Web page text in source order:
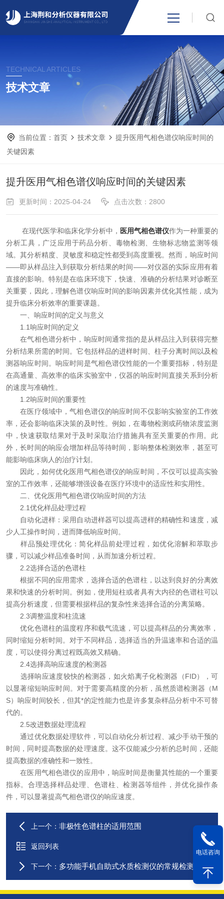
关于我们
新闻资讯
视频中心
资料下载
在线留言
联系我们
TECHNICAL ARTICLES
技术文章
当前位置：首页 技术文章
提升医用气相色谱仪响应时间的
关键因素
提升医用气相色谱仪响应时间的关键因素
更新时间：2025-04-24 点击次数：2800
在现代医学和临床化学分析中， 医用气相色谱仪作为一种重要的
分析工具，广泛应用于药品分析、毒物检测、生物标志物监测等领
域。其分析精度、灵敏度和稳定性都受到高度重视。然而，响应时间
——即从样品注入到获取分析结果的时间——对仪器的实际应用有着
直接的影响。特别是在临床环境下，快速、准确的分析结果对诊断至
关重要，因此，理解色谱仪响应时间的影响因素并优化其性能，成为
提升临床分析效率的重要课题。
一、响应时间的定义与意义
1.1响应时间的定义
在气相色谱分析中，响应时间通常指的是从样品注入到获得完整
分析结果所需的时间。它包括样品的进样时间、柱子分离时间以及检
测器响应时间。响应时间是气相色谱仪性能的一个重要指标，特别是
在高通量、高效率的临床实验室中，仪器的响应时间直接关系到分析
的速度与准确性。
1.2响应时间的重要性
在医疗领域中，气相色谱仪的响应时间不仅影响实验室的工作效
率，还会影响临床决策的及时性。例如，在毒物检测或药物浓度监测
中，快速获取结果对于及时采取治疗措施具有至关重要的作用。此
外，长时间的响应会增加样品等待时间，影响整体检测效率，甚至可
能影响临床病人的治疗计划。
因此，如何优化医用气相色谱仪的响应时间，不仅可以提高实验
室的工作效率，还能够增强设备在医疗环境中的适应性和实用性。
二、优化医用气相色谱仪响应时间的方法
2.1优化样品处理过程
自动化进样：采用自动进样器可以提高进样的精确性和速度，减
少人工操作时间，进而降低响应时间。
样品预处理优化：简化样品前处理过程，如优化溶解和萃取步
骤，可以减少样品准备时间，从而加速分析过程。
2.2选择合适的色谱柱
根据不同的应用需求，选择合适的色谱柱，以达到良好的分离效
果和快速的分析时间。例如，使用短柱或者具有大内径的色谱柱可以
提高分析速度，但需要根据样品的复杂性来选择合适的分离策略。
2.3调整温度和柱流速
优化色谱柱的温度程序和载气流速，可以提高样品的分离效率，
同时缩短分析时间。对于不同样品，选择适当的升温速率和合适的温
度，可以使得分离过程既高效又精确。
2.4选择高响应速度的检测器
选择响应速度较快的检测器，如火焰离子化检测器（FID），可
以显著缩短响应时间。对于需要高精度的分析，虽然质谱检测器（M
S）响应时间较长，但其*的定性能力也是许多复杂样品分析中不可替
代的。
2.5改进数据处理流程
通过优化数据处理软件，可以自动化分析过程、减少手动干预的
时间，同时提高数据的处理速度。这不仅能减少分析的总时间，还能
提高数据的准确性和一致性。
在医用气相色谱仪的应用中，响应时间是衡量其性能的一个重要
指标。合理选择样品处理、色谱柱、检测器等组件，并优化操作条
件，可以显著提高气相色谱仪的响应速度。
上一个： 非极性色谱柱的适用范围
返回列表
下一个： 多功能手机自助式水质检测仪的常规检测指标
电话咨询